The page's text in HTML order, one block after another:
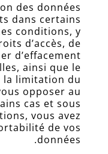
des données
dans certains
conditions, y
d’accès, de
d’effacement
ainsi que le
la limitation du
opposer au
cas et sous
vous avez
de vos
données.